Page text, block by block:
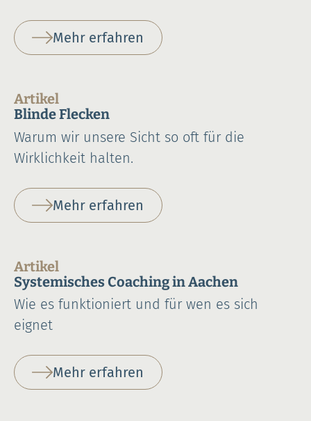
Mehr erfahren
Artikel
Blinde Flecken
Warum wir unsere Sicht so oft für die
Wirklichkeit halten.
Mehr erfahren
Artikel
Systemisches Coaching in Aachen
Wie es funktioniert und für wen es sich
eignet
Mehr erfahren